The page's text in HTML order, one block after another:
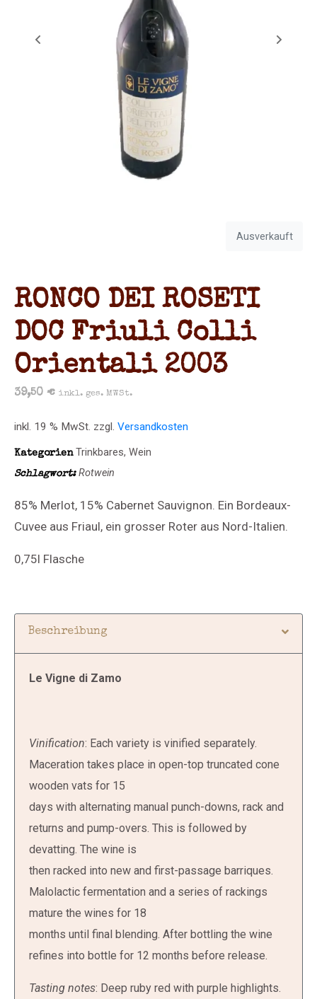
Ausverkauft
RONCO DEI ROSETI
DOC Friuli Colli
Orientali 2003
39,50 € inkl. ges. MWSt.
inkl. 19 % MwSt. zzgl. Versandkosten
Kategorien Trinkbares, Wein
Schlagwort: Rotwein
85% Merlot, 15% Cabernet Sauvignon. Ein Bordeaux-
Cuvee aus Friaul, ein grosser Roter aus Nord-Italien.
0,75l Flasche
Beschreibung
Le Vigne di Zamo
Vinification: Each variety is vinified separately.
Maceration takes place in open-top truncated cone
wooden vats for 15
days with alternating manual punch-downs, rack and
returns and pump-overs. This is followed by
devatting. The wine is
then racked into new and first-passage barriques.
Malolactic fermentation and a series of rackings
mature the wines for 18
months until final blending. After bottling the wine
refines into bottle for 12 months before release.
Tasting notes: Deep ruby red with purple highlights.